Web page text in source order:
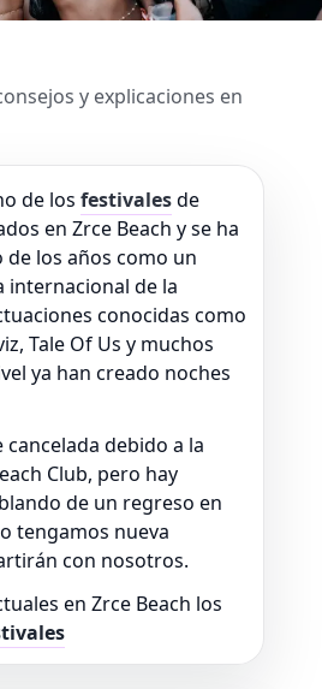
y explicaciones en
de los festivalesde
en Zrce Beach y se ha
los años como un
internacional de la
conocidas como
Tale Of Us y muchos
ya han creado noches
cancelada debido a la
Club, pero hay
de un regreso en
tengamos nueva
con nosotros.
en Zrce Beach los